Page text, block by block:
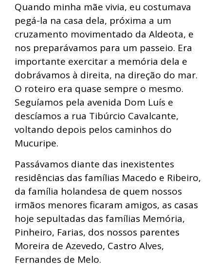
Quando minha mãe vivia, eu costumava
pegá-la na casa dela, próxima a um
cruzamento movimentado da Aldeota, e
nos preparávamos para um passeio. Era
importante exercitar a memória dela e
dobrávamos à direita, na direção do mar.
O roteiro era quase sempre o mesmo.
Seguíamos pela avenida Dom Luís e
descíamos a rua Tibúrcio Cavalcante,
voltando depois pelos caminhos do
Mucuripe.
Passávamos diante das inexistentes
residências das famílias Macedo e Ribeiro,
da família holandesa de quem nossos
irmãos menores ficaram amigos, as casas
hoje sepultadas das famílias Memória,
Pinheiro, Farias, dos nossos parentes
Moreira de Azevedo, Castro Alves,
Fernandes de Melo.